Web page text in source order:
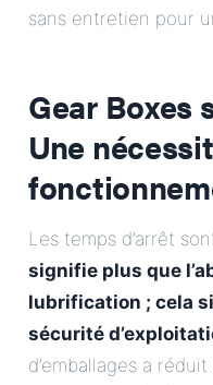
sans entretien pour
Gear Boxes
Une
Les temps d’arrêt
signifie plus que
lubrification ; cela
sécurité
d’emballages a